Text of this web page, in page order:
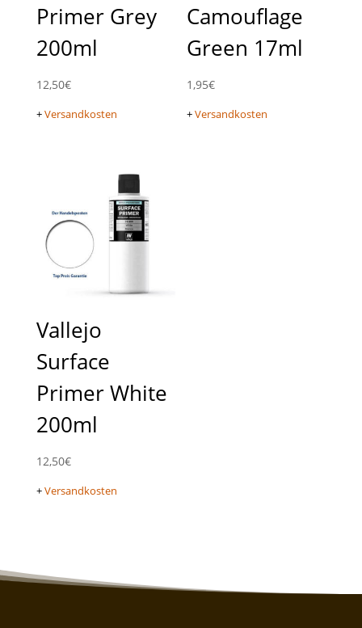
Primer Grey
200ml
12,50€
+Versandkosten
Camouflage
Green 17ml
1,95€
+Versandkosten
Vallejo
Surface
Primer White
200ml
12,50€
+Versandkosten